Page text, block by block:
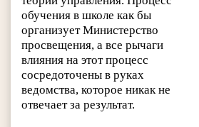
обучения в школе как бы
организует Министерство
просвещения, а все рычаги
влияния на этот процесс
сосредоточены в руках
ведомства, которое никак не
отвечает за результат.